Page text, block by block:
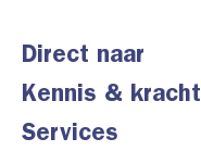
Direct naar
Kennis & kracht
Services